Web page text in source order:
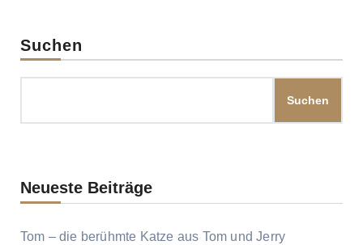
Suchen
Suchen
Neueste Beiträge
Tom – die berühmte Katze aus Tom und Jerry